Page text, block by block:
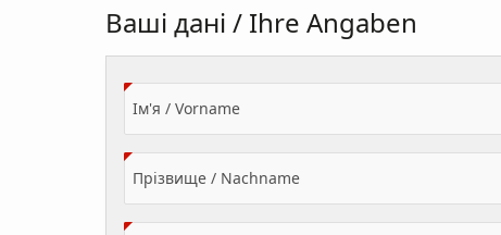
Ваші дані / Ihre Angaben
Ім'я / Vorname(Value Required)
Прізвище / Nachname(Value Required)